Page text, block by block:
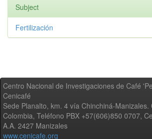
Subject
Fertilización
Centro Nacional de Investigaciones de Café
Cenicafé
Sede Planalto, km. 4 vía Chinchiná-
Colombia, Teléfono PBX +57(606)850 0707,
A.A. 2427 Manizales
www.cenicafe.org